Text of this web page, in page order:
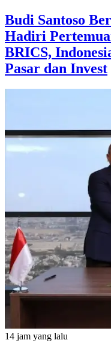
Budi Santoso
Hadiri
BRICS,
Pasar dan Invest
14 jam yang lalu